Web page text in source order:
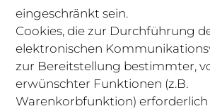
eingeschränkt sein.
Cookies, die zur Durchführung
elektronischen
zur Bereitstellung bestimmter,
erwünschter Funktionen (z.B.
Warenkorbfunktion) erforderlich